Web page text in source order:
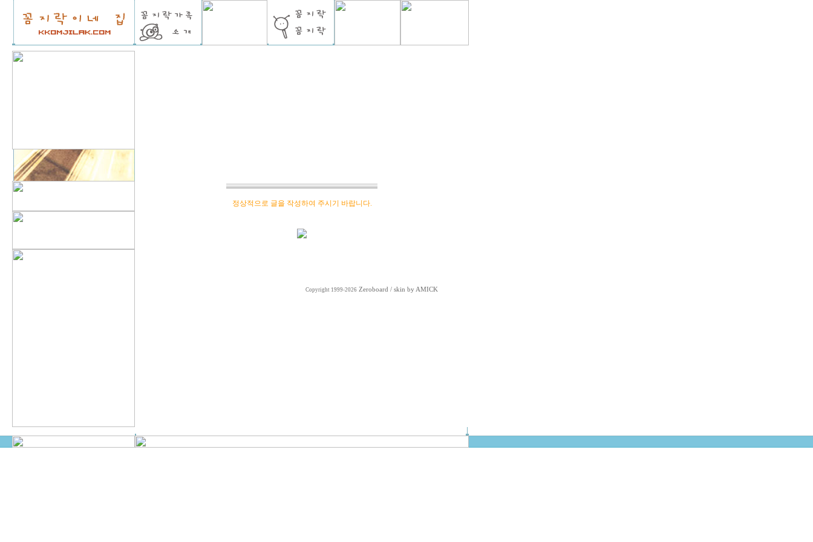
정상적으로 글을 작성하여 주시기 바랍니다.
Copyright 1999-2026 Zeroboard / skin by AMICK